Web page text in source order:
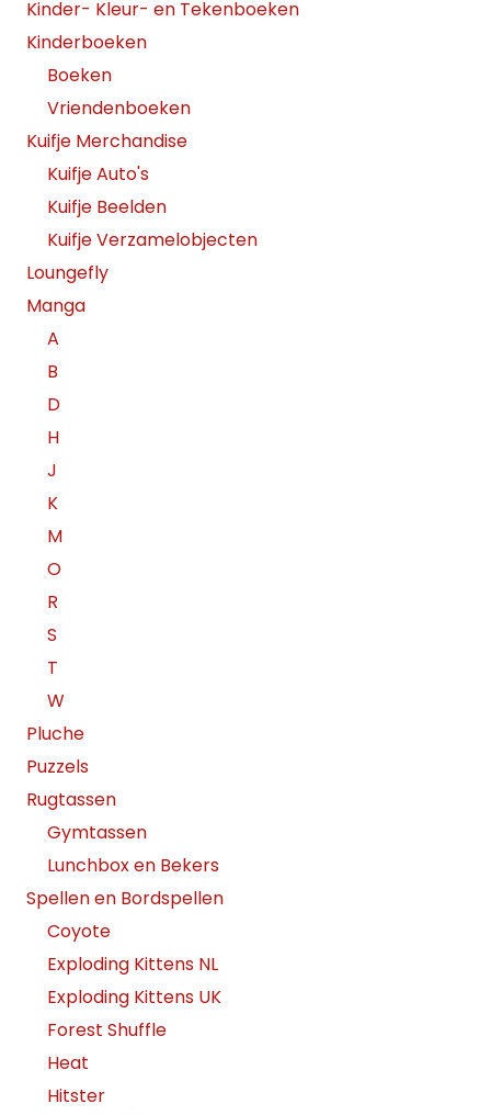
Kinder- Kleur- en Tekenboeken
Kinderboeken
Boeken
Vriendenboeken
Kuifje Merchandise
Kuifje Auto's
Kuifje Beelden
Kuifje Verzamelobjecten
Loungefly
Manga
A
B
D
H
J
K
M
O
R
S
T
W
Pluche
Puzzels
Rugtassen
Gymtassen
Lunchbox en Bekers
Spellen en Bordspellen
Coyote
Exploding Kittens NL
Exploding Kittens UK
Forest Shuffle
Heat
Hitster